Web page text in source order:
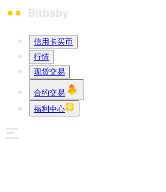
信用卡买币
行情
现货交易
合约交易
福利中心